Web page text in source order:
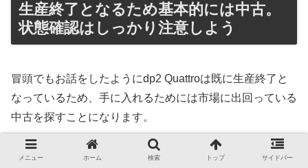
生産終了となるため基本的には中古。
状態確認はしっかり注意しよう
冒頭でもお話をしたようにdp2 Quattroは既に生産終了と
なっているため、手に入れるためには市場に出回っている
中古を探すことになります。
この時に気をつけることはチリなどの混入がないかはしっ
メニュー ホーム 検索 トップ サイドバー